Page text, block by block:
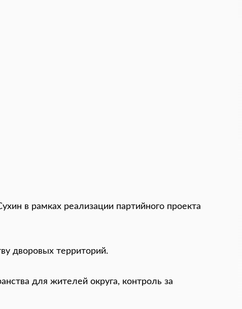
в рамках реализации партийного проекта
дворовых территорий.
для жителей округа, контроль за